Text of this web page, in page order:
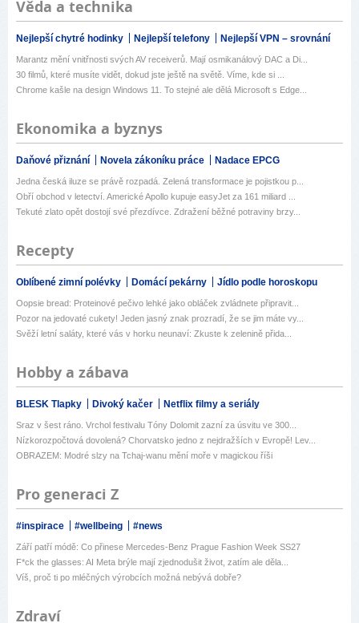
Věda a technika
Nejlepší chytré hodinky Nejlepší telefony Nejlepší VPN – srovnání
Marantz mění vnitřnosti svých AV receiverů. Mají osmikanálový DAC a Di...
30 filmů, které musíte vidět, dokud jste ještě na světě. Víme, kde si ...
Chrome kašle na design Windows 11. To stejné ale dělá Microsoft s Edge...
Ekonomika a byznys
Daňové přiznání Novela zákoníku práce Nadace EPCG
Jedna česká iluze se právě rozpadá. Zelená transformace je pojistkou p...
Obří obchod v letectví. Americké Apollo kupuje easyJet za 161 miliard ...
Tekuté zlato opět dostojí své přezdívce. Zdražení běžné potraviny brzy...
Recepty
Oblíbené zimní polévky Domácí pekárny Jídlo podle horoskopu
Oopsie bread: Proteinové pečivo lehké jako obláček zvládnete připravit...
Pozor na jedovaté cukety! Jeden jasný znak prozradí, že se jim máte vy...
Svěží letní saláty, které vás v horku neunaví: Zkuste k zelenině přida...
Hobby a zábava
BLESK Tlapky Divoký kačer Netflix filmy a seriály
Sraz v šest ráno. Vrchol festivalu Tóny Dolomit zazní za úsvitu ve 300...
Nízkorozpočtová dovolená? Chorvatsko jedno z nejdražších v Evropě! Lev...
OBRAZEM: Modré slzy na Tchaj-wanu mění moře v magickou říši
Pro generaci Z
#inspirace #wellbeing #news
Září patří módě: Co přinese Mercedes-Benz Prague Fashion Week SS27
F*ck the glasses: AI Meta brýle mají zjednodušit život, zatím ale děla...
Víš, proč ti po mléčných výrobcích možná nebývá dobře?
Zdraví